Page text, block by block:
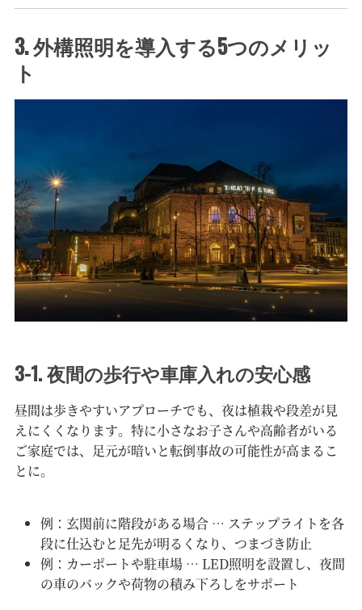
3. 外構照明を導入する5つのメリッ
ト
3-1. 夜間の歩行や車庫入れの安心感
昼間は歩きやすいアプローチでも、夜は植栽や段差が見
えにくくなります。特に小さなお子さんや高齢者がいる
ご家庭では、足元が暗いと転倒事故の可能性が高まるこ
とに。
例：玄関前に階段がある場合 … ステップライトを各
段に仕込むと足先が明るくなり、つまづき防止
例：カーポートや駐車場 … LED照明を設置し、夜間
の車のバックや荷物の積み下ろしをサポート